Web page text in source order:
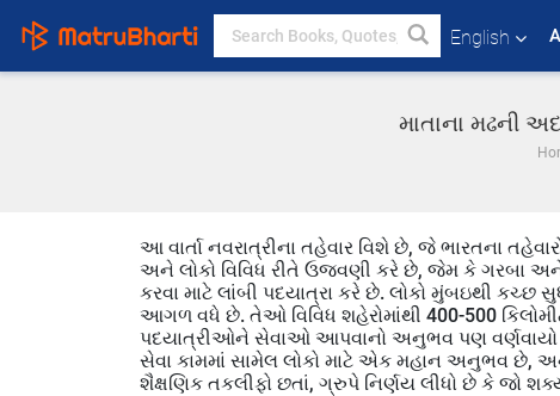
English
માતાના મઢની
આ વાર્તા નવરાત્રીના તહેવાર વિશે છે, જે ભારતના
અને લોકો વિવિધ રીતે ઉજવણી કરે છે, જેમ કે ગરબા અને
કરવા માટે લાંબી પદયાત્રા કરે છે. લોકો મુંબઇથી
આગળ વધે છે. તેઓ વિવિધ શહેરોમાંથી 400-500
પદયાત્રીઓને સેવાઓ આપવાનો અનુભવ પણ વર્ણવાયો
સેવા કામમાં સામેલ લોકો માટે એક મહાન અનુભવ છે,
શૈક્ષણિક તકલીફો છતાં, ગ્રુપે નિર્ણય લીધો છે કે જો